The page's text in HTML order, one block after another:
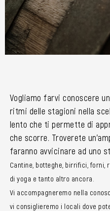
Vogliamo farvi conoscere
ritmi delle stagioni nella
lento che ti permette di
che scorre. Troverete
faranno avvicinare ad uno
Cantine, botteghe, birrifici, forni,
di yoga e tanto altro ancora.
Vi accompagneremo nella
vi consiglieremo i locali dove